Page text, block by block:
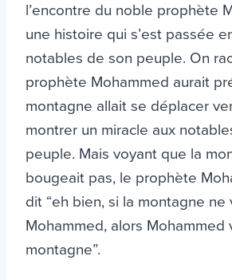
l’encontre du noble prophète
une histoire qui s’est passée
notables de son peuple. On
prophète Mohammed aurait
montagne allait se déplacer
montrer un miracle aux
peuple. Mais voyant que la
bougeait pas, le prophète
dit “eh bien, si la montagne ne
Mohammed, alors Mohammed
montagne”.